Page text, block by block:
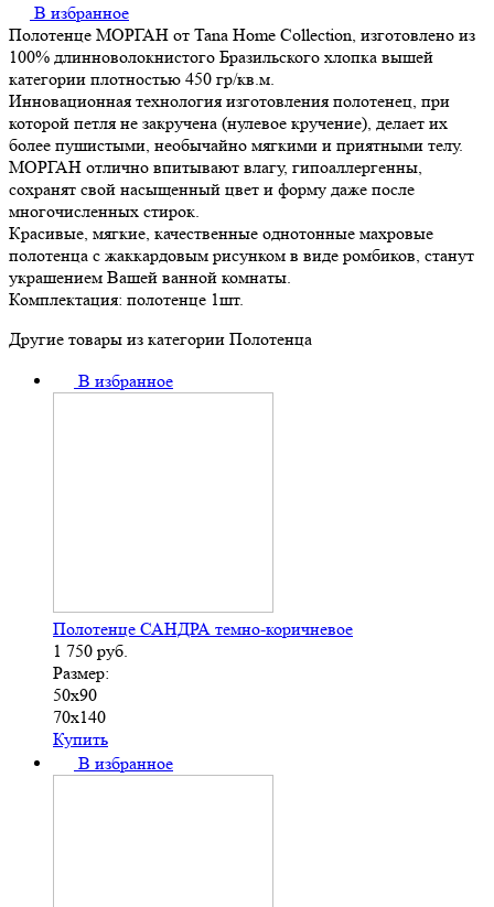
В избранное
Полотенце МОРГАН от Tana Home Collection, изготовлено из
100% длинноволокнистого Бразильского хлопка вышей
категории плотностью 450 гр/кв.м.
Инновационная технология изготовления полотенец, при
которой петля не закручена (нулевое кручение), делает их
более пушистыми, необычайно мягкими и приятными телу.
МОРГАН отлично впитывают влагу, гипоаллергенны,
сохранят свой насыщенный цвет и форму даже после
многочисленных стирок.
Красивые, мягкие, качественные однотонные махровые
полотенца с жаккардовым рисунком в виде ромбиков, станут
украшением Вашей ванной комнаты.
Комплектация: полотенце 1шт.
Другие товары из категории Полотенца
В избранное
Полотенце САНДРА темно-коричневое
1 750 руб.
Размер:
50х90
70х140
Купить
В избранное